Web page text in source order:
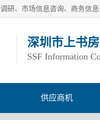
深圳市上书
SSF Information
供应商机